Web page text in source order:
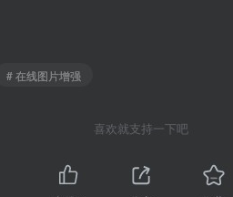
# 在线图片增强
喜欢就支持一下吧